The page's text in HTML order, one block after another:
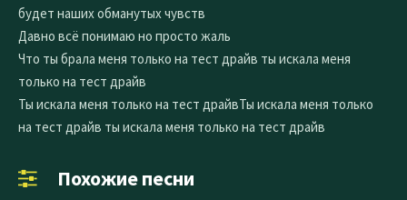
будет наших обманутых чувств
Давно всё понимаю но просто жаль
Что ты брала меня только на тест драйв ты искала меня
только на тест драйв
Ты искала меня только на тест драйвТы искала меня только
на тест драйв ты искала меня только на тест драйв
Похожие песни